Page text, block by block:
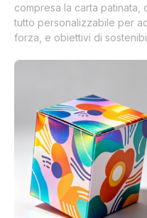
compresa la carta patinata,
tutto personalizzabile per
forza, e obiettivi di